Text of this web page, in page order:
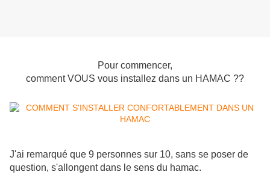
Pour commencer,
comment VOUS vous installez dans un HAMAC ??
J'ai remarqué que 9 personnes sur 10, sans se poser de
question, s'allongent dans le sens du hamac.